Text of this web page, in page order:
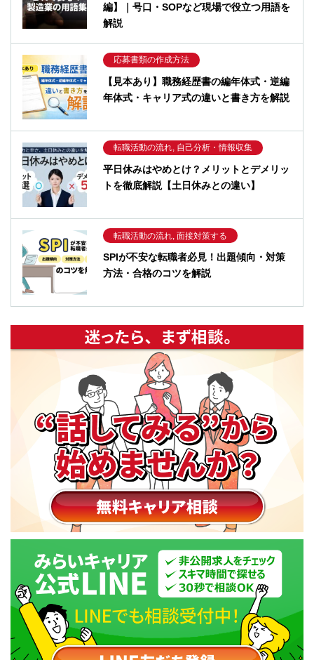
編】｜号口・SOPなど現場で役立つ用語を
解説
応募書類の作成方法
【見本あり】職務経歴書の編年体式・逆編
年体式・キャリア式の違いと書き方を解説
転職活動の流れ, 自己分析・情報収集
平日休みはやめとけ？メリットとデメリッ
トを徹底解説【土日休みとの違い】
転職活動の流れ, 面接対策する
SPIが不安な転職者必見！出題傾向・対策
方法・合格のコツを解説